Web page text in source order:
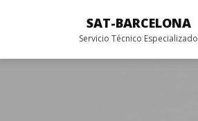
SAT-BARCELONA
Servicio Técnico Especializado